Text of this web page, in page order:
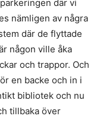
där vi
nämligen av några
där de flyttade
någon ville åka
och trappor. Och
en backe och in i
bibliotek och nu
tillbaka över